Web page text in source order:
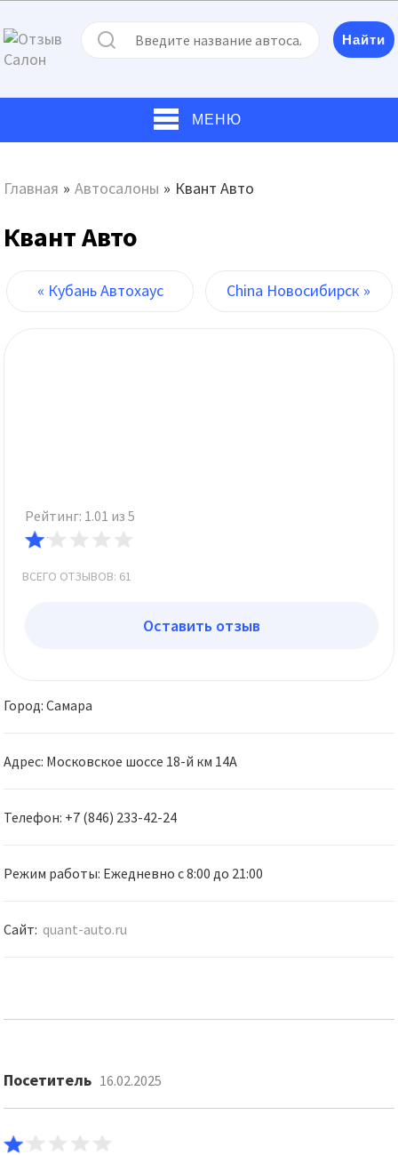
МЕНЮ
Главная » Автосалоны » Квант Авто
Квант Авто
« Кубань Автохаус China Новосибирск »
Город: Самара
Адрес: Московское шоссе 18-й км 14А
Телефон: +7 (846) 233-42-24
Режим работы: Ежедневно с 8:00 до 21:00
Сайт: quant-auto.ru
Рейтинг: 1.01 из 5
ВСЕГО ОТЗЫВОВ: 61
Оставить отзыв
Посетитель 16.02.2025